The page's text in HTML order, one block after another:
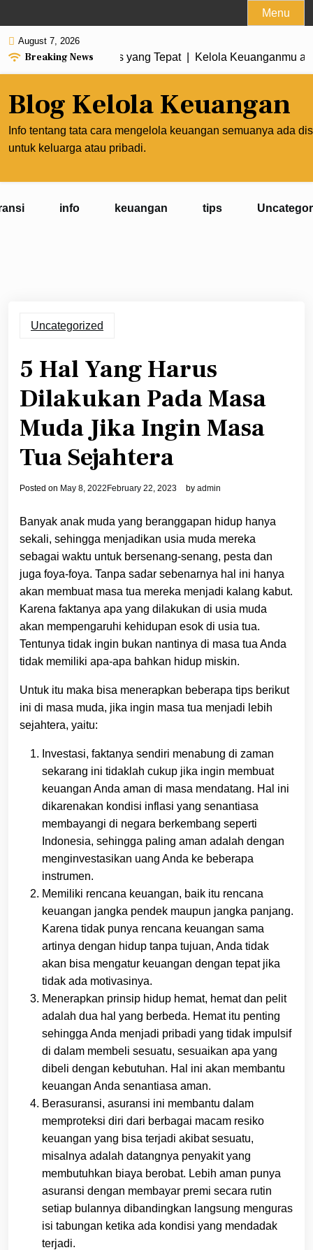
to
content
Menu
August 7, 2026
Breaking News
Membuat Prioritas yang Tepat |Kelola Keuanganmu agar
Blog Kelola Keuangan
Info tentang tata cara mengelola keuangan semuanya ada
untuk keluarga atau pribadi.
info keuangan tips
Uncategorized
5 Hal Yang Harus
Dilakukan Pada Masa
Muda Jika Ingin Masa
Tua Sejahtera
Posted on May 8, 2022 February 22, 2023 by admin
Banyak anak muda yang beranggapan hidup hanya
sekali, sehingga menjadikan usia muda mereka
sebagai waktu untuk bersenang-senang, pesta dan
juga foya-foya. Tanpa sadar sebenarnya hal ini hanya
akan membuat masa tua mereka menjadi kalang kabut.
Karena faktanya apa yang dilakukan di usia muda
akan mempengaruhi kehidupan esok di usia tua.
Tentunya tidak ingin bukan nantinya di masa tua Anda
tidak memiliki apa-apa bahkan hidup miskin.
Untuk itu maka bisa menerapkan beberapa tips berikut
ini di masa muda, jika ingin masa tua menjadi lebih
sejahtera, yaitu:
Investasi, faktanya sendiri menabung di zaman
sekarang ini tidaklah cukup jika ingin membuat
keuangan Anda aman di masa mendatang. Hal ini
dikarenakan kondisi inflasi yang senantiasa
membayangi di negara berkembang seperti
Indonesia, sehingga paling aman adalah dengan
menginvestasikan uang Anda ke beberapa
instrumen.
Memiliki rencana keuangan, baik itu rencana
keuangan jangka pendek maupun jangka panjang.
Karena tidak punya rencana keuangan sama
artinya dengan hidup tanpa tujuan, Anda tidak
akan bisa mengatur keuangan dengan tepat jika
tidak ada motivasinya.
Menerapkan prinsip hidup hemat, hemat dan pelit
adalah dua hal yang berbeda. Hemat itu penting
sehingga Anda menjadi pribadi yang tidak impulsif
di dalam membeli sesuatu, sesuaikan apa yang
dibeli dengan kebutuhan. Hal ini akan membantu
keuangan Anda senantiasa aman.
Berasuransi, asuransi ini membantu dalam
memproteksi diri dari berbagai macam resiko
keuangan yang bisa terjadi akibat sesuatu,
misalnya adalah datangnya penyakit yang
membutuhkan biaya berobat. Lebih aman punya
asuransi dengan membayar premi secara rutin
setiap bulannya dibandingkan langsung menguras
isi tabungan ketika ada kondisi yang mendadak
terjadi.